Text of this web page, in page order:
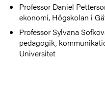
Professor Daniel
ekonomi, Högskolan i
Professor Sylvana
pedagogik,
Universitet